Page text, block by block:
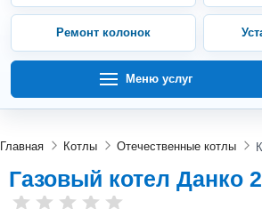
Ремонт колонок
Меню услуг
Главная Котлы Отечественные котлы
Газовый котел Данко